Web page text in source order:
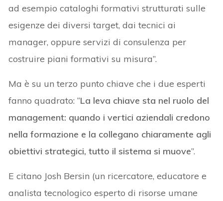
ad esempio cataloghi formativi strutturati sulle
esigenze dei diversi target, dai tecnici ai
manager, oppure servizi di consulenza per
costruire piani formativi su misura”.
Ma è su un terzo punto chiave che i due esperti
fanno quadrato: “La leva chiave sta nel ruolo del
management: quando i vertici aziendali credono
nella formazione e la collegano chiaramente agli
obiettivi strategici, tutto il sistema si muove”.
E citano Josh Bersin (un ricercatore, educatore e
analista tecnologico esperto di risorse umane